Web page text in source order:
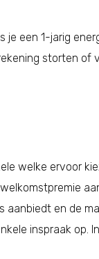
je een 1-jarig
storten of
welke ervoor
aanbiedt en de
inspraak op.